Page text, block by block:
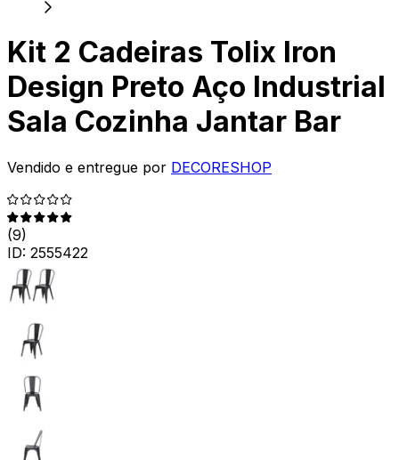
Kit 2 Cadeiras Tolix Iron
Design Preto Aço Industrial
Sala Cozinha Jantar Bar
Vendido e entregue por DECORESHOP
(9)
ID: 2555422